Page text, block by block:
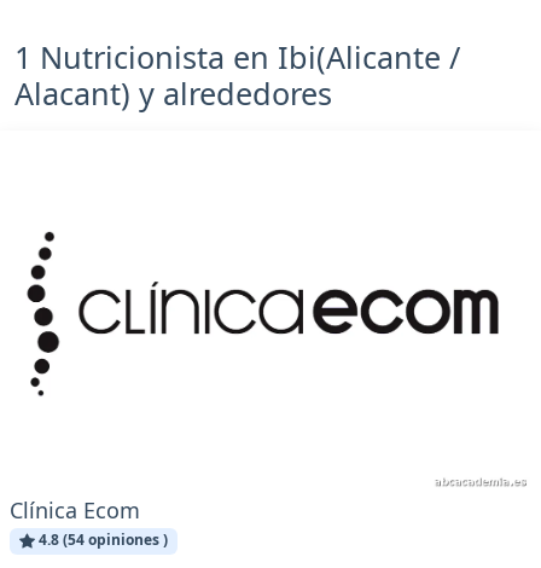
1 Nutricionista en Ibi(Alicante /
Alacant) y alrededores
Clínica Ecom
4.8 (54 opiniones )